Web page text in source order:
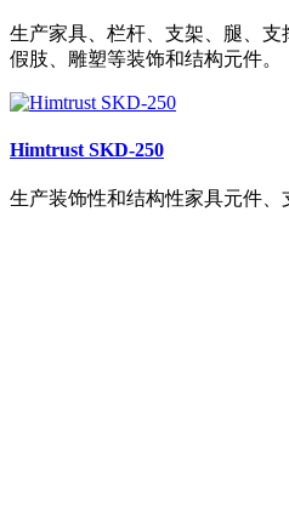
生产家具、栏杆、支架、腿、支
假肢、雕塑等装饰和结构元件。
Himtrust SKD-250
生产装饰性和结构性家具元件、